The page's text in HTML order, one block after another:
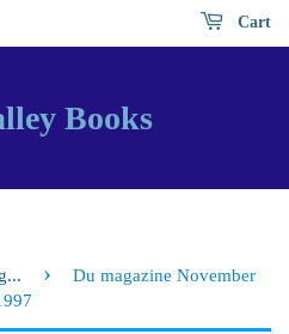
Cart
Books
›
Du magazine November